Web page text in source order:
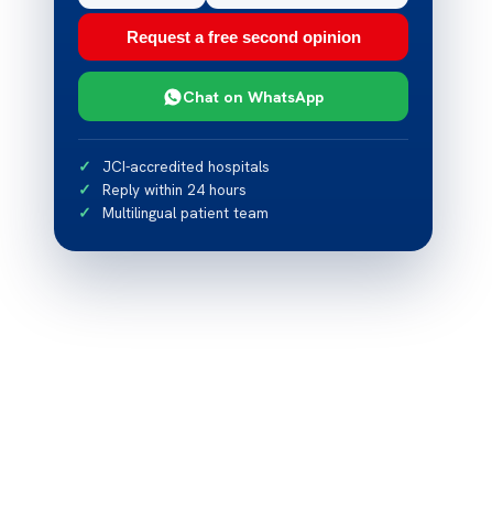
Request a free second opinion
Chat on WhatsApp
JCI-accredited hospitals
Reply within 24 hours
Multilingual patient team